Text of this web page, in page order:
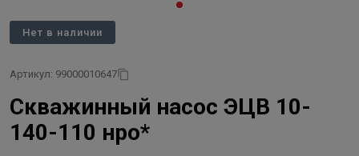
Нет в наличии
Артикул: 99000010647
Скважинный насос ЭЦВ 10-
140-110 нро*